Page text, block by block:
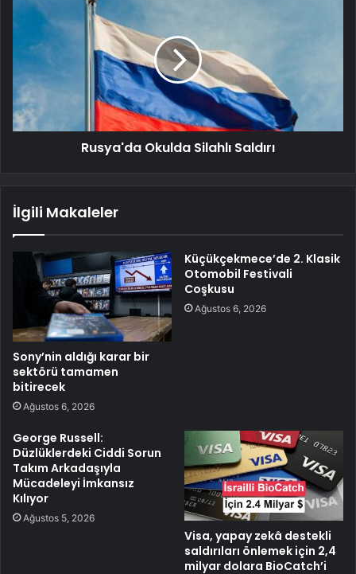
Rusya'da Okulda Silahlı Saldırı
İlgili Makaleler
Sony’nin aldığı karar bir
sektörü tamamen
bitirecek
Ağustos 6, 2026
Küçükçekmece’de 2. Klasik
Otomobil Festivali
Coşkusu
Ağustos 6, 2026
George Russell:
Düzlüklerdeki Ciddi Sorun
Takım Arkadaşıyla
Mücadeleyi İmkansız
Kılıyor
Ağustos 5, 2026
Visa, yapay zekâ destekli
saldırıları önlemek için 2,4
milyar dolara BioCatch’i